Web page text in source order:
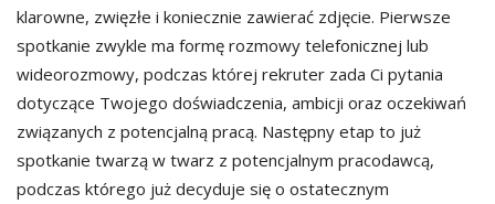
klarowne, zwięzłe i koniecznie zawierać zdjęcie. Pierwsze
spotkanie zwykle ma formę rozmowy telefonicznej lub
wideorozmowy, podczas której rekruter zada Ci pytania
dotyczące Twojego doświadczenia, ambicji oraz oczekiwań
związanych z potencjalną pracą. Następny etap to już
spotkanie twarzą w twarz z potencjalnym pracodawcą,
podczas którego już decyduje się o ostatecznym